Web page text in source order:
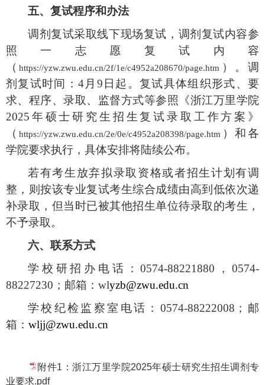
五、复试程序和办法
调剂复试采取线下现场复试，调剂复试内容参
照一志愿复试内容
（https://yzw.zwu.edu.cn/2f/1e/c4952a208670/page.htm ）。调
剂复试时间： 4 月 9 日起。复试具体组织形式、要
求、程序、录取、监督方式等参照《浙江万里学院
2025 年硕士研究生招生复试录取工作方案》
（ https://yzw.zwu.edu.cn/2e/0e/c4952a208398/page.htm ）和各
学院要求执行，具体安排将陆续公布。
若有考生放弃拟录取资格或者招生计划有调
整，则按该专业复试考生综合成绩由高到低依次递
补录取，但当时已被其他招生单位待录取的考生，
不予录取。
六、联系方式
学校研招办电话：0574-88221880 ，0574-
88227230 ；邮箱： wlyzb@zwu.edu.cn
学校纪检监察室电话： 0574-88222008 ；邮
箱： wljj@zwu.edu.cn
附件1：浙江万里学院2025年硕士研究生招生调剂专
业要求.pdf